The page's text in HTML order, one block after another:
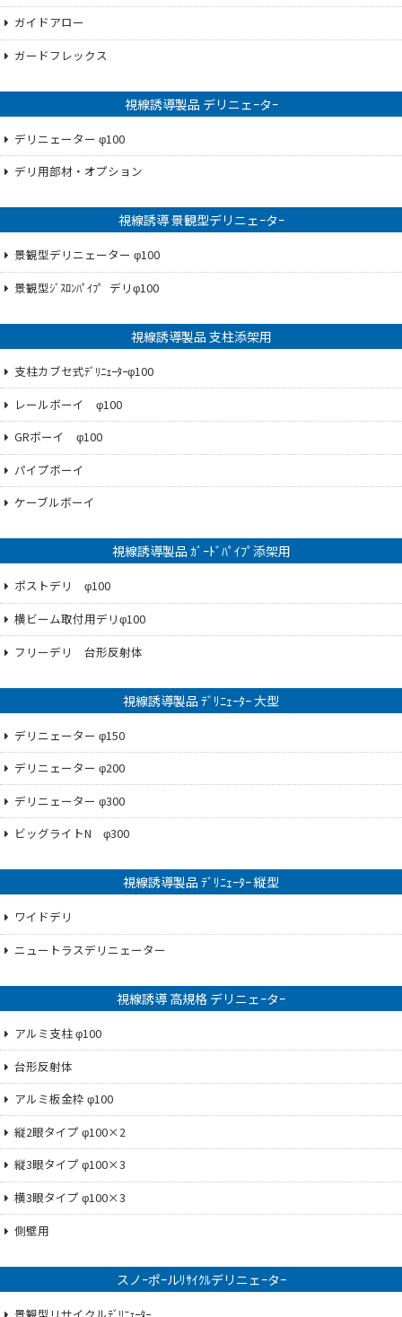
ガイドアロー
ガードフレックス
視線誘導製品 デリニェｰタｰ
デリニェーター φ100
デリ用部材・オプション
視線誘導 景観型デリニェｰタｰ
景観型デリニェーター φ100
景観型ｼﾞｽﾛﾝﾊﾟｲﾌ゜デリφ100
視線誘導製品 支柱添架用
支柱カブセ式ﾃﾞﾘﾆｪｰﾀｰφ100
レールボーイ φ100
GRボーイ φ100
パイプボーイ
ケーブルボーイ
視線誘導製品 ｶﾞｰﾄﾞﾊﾟｲﾌﾟ添架用
ポストデリ φ100
横ビーム取付用デリφ100
フリーデリ 台形反射体
視線誘導製品 ﾃﾞﾘﾆｪｰﾀｰ 大型
デリニェーター φ150
デリニェーター φ200
デリニェーター φ300
ビッグライトN φ300
視線誘導製品 ﾃﾞﾘﾆｪｰﾀｰ 縦型
ワイドデリ
ニュートラスデリニェーター
視線誘導 高規格 デリニェｰタｰ
アルミ支柱 φ100
台形反射体
アルミ板金枠 φ100
縦2眼タイプ φ100×2
縦3眼タイプ φ100×3
横3眼タイプ φ100×3
側壁用
スノｰポｰルﾘｻｲｸﾙデリニェｰタｰ
景観型リサイクルﾃﾞﾘﾆｪｰﾀｰ